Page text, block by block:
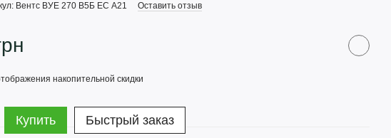
Вентс ВУЕ 270 В5Б ЕС А21 Оставить отзыв
накопительной скидки
Купить Быстрый заказ